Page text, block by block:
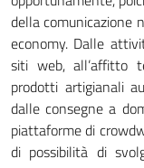
della comunicazione
economy. Dalle
siti web, all’affitto
prodotti artigianali
dalle consegne a
piattaforme di
di possibilità di